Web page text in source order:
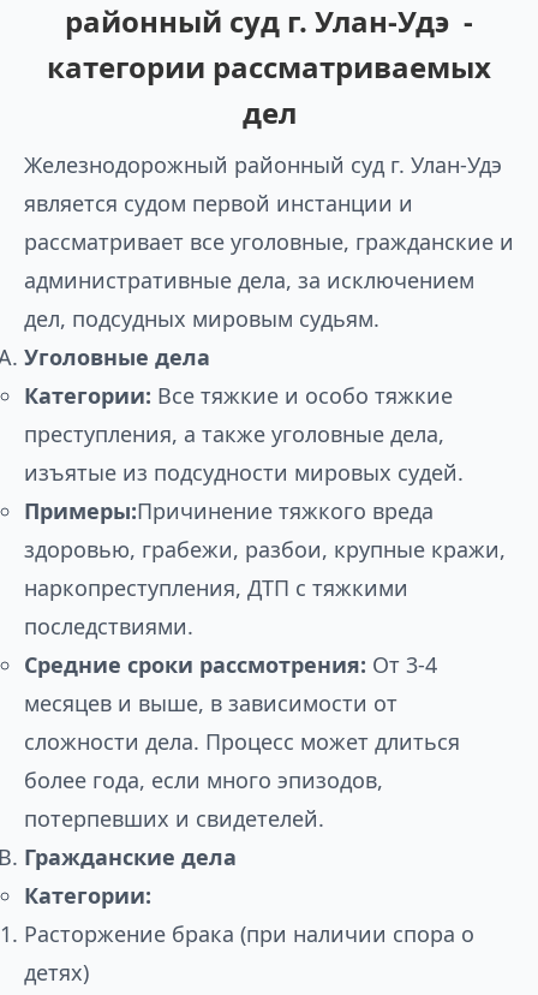
районный суд г. Улан-Удэ -
категории рассматриваемых
дел
Железнодорожный районный суд г. Улан-Удэ
является судом первой инстанции и
рассматривает все уголовные, гражданские и
административные дела, за исключением
дел, подсудных мировым судьям.
Уголовные дела
Категории: Все тяжкие и особо тяжкие
преступления, а также уголовные дела,
изъятые из подсудности мировых судей.
Примеры:Причинение тяжкого вреда
здоровью, грабежи, разбои, крупные кражи,
наркопреступления, ДТП с тяжкими
последствиями.
Средние сроки рассмотрения: От 3-4
месяцев и выше, в зависимости от
сложности дела. Процесс может длиться
более года, если много эпизодов,
потерпевших и свидетелей.
Гражданские дела
Категории:
Расторжение брака (при наличии спора о
детях)